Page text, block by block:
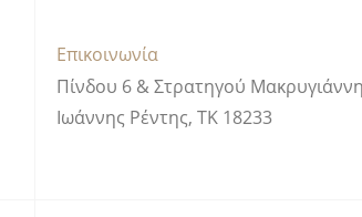
Επικοινωνία
Πίνδου 6 & Στρατηγού
Ιωάννης Ρέντης, ΤΚ 18233